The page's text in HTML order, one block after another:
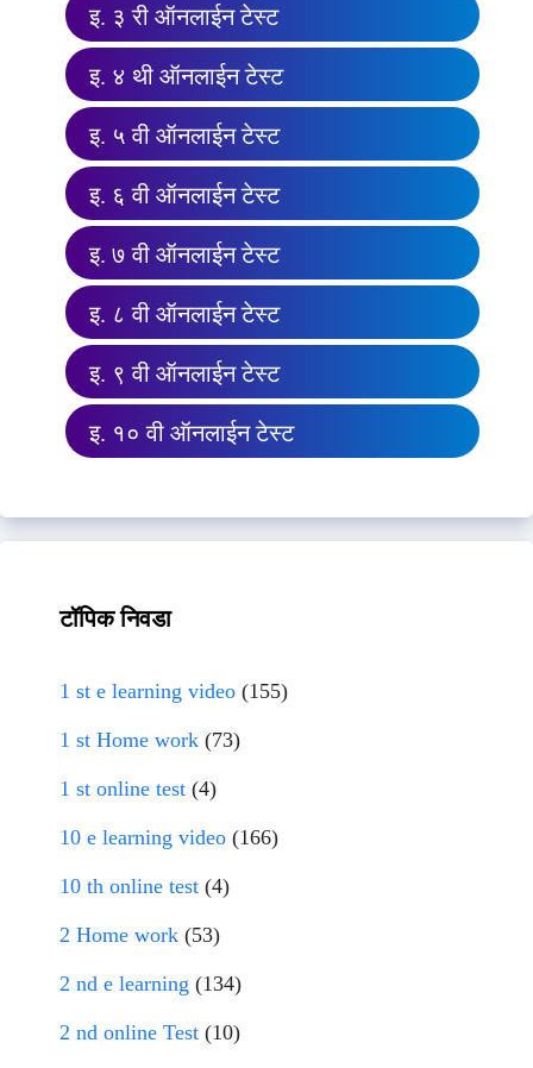
इ. ३ री ऑनलाईन टेस्ट
इ. ४ थी ऑनलाईन टेस्ट
इ. ५ वी ऑनलाईन टेस्ट
इ. ६ वी ऑनलाईन टेस्ट
इ. ७ वी ऑनलाईन टेस्ट
इ. ८ वी ऑनलाईन टेस्ट
इ. ९ वी ऑनलाईन टेस्ट
इ. १० वी ऑनलाईन टेस्ट
टॉपिक निवडा
1 st e learning video (155)
1 st Home work (73)
1 st online test (4)
10 e learning video (166)
10 th online test (4)
2 Home work (53)
2 nd e learning (134)
2 nd online Test (10)